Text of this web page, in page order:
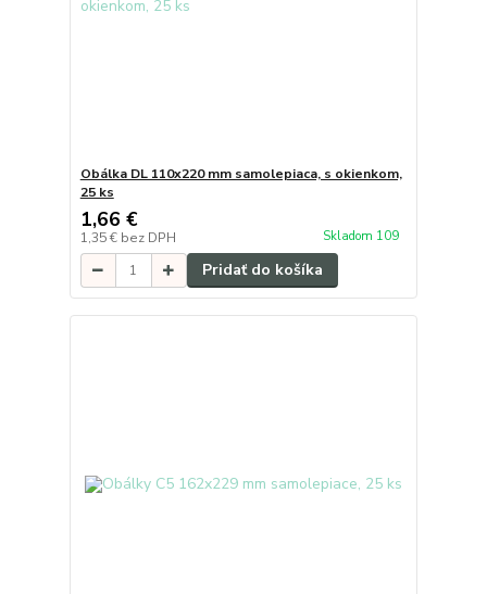
Obálka DL 110x220 mm samolepiaca, s okienkom,
25 ks
1,66 €
1,35 € bez DPH Skladom 109
Pridať do košíka